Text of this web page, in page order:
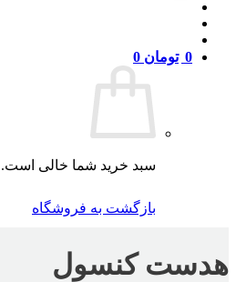
0 تومان 0
سبد خرید شما خالی است.
بازگشت به فروشگاه
هدست کنسول